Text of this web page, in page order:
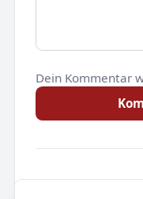
Dein Kommentar
Noch keine